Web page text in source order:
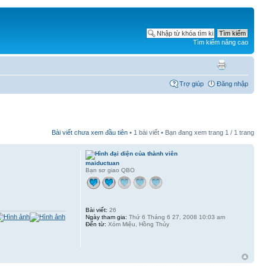
Tìm kiếm nâng cao
Trợ giúp Đăng nhập
Bài viết chưa xem đầu tiên • 1 bài viết • Bạn đang xem trang 1 / 1 trang
maiductuan
Bạn sơ giao QBO
Bài viết: 26
Ngày tham gia: Thứ 6 Tháng 6 27, 2008 10:03 am
Đến từ: Xóm Miệu, Hồng Thủy